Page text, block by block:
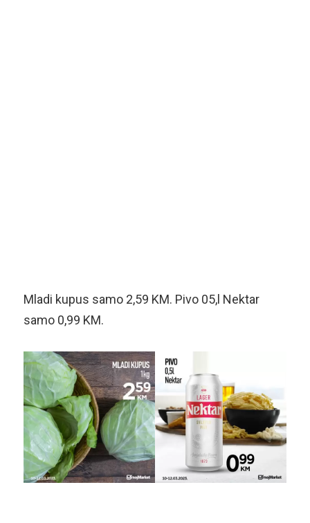
Mladi kupus samo 2,59 KM. Pivo 05,l Nektar
samo 0,99 KM.